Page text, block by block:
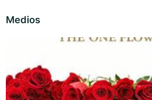
Medios